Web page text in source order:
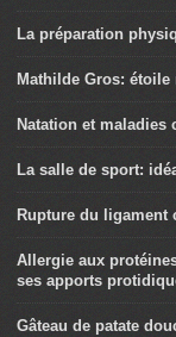
La préparation
Mathilde Gros:
Natation et maladies
La salle de sport:
Rupture du ligament
Allergie aux
ses apports
Gâteau de patate